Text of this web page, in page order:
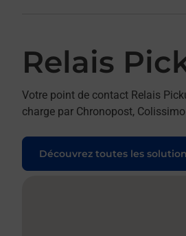
Relais
Votre point de contact Relais
charge par Chronopost,
Découvrez toutes les